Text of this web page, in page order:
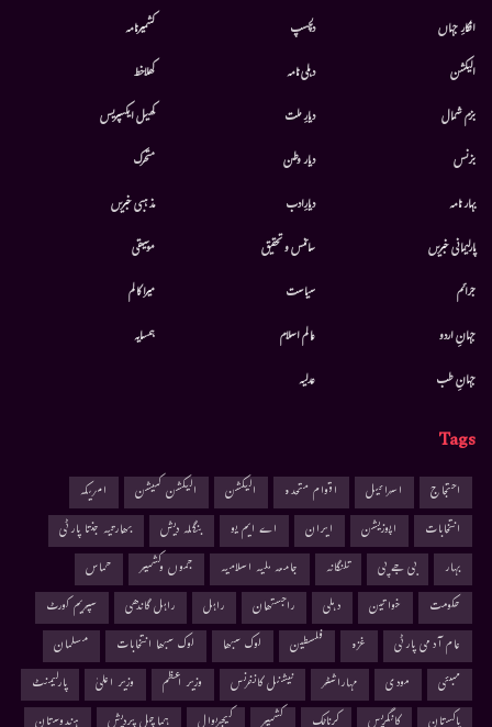
افکارِ جہاں
الیکشن
بزم شمال
بزنس
بہار نامہ
پارلیمانی خبریں
جرائم
جہانِ اردو
جہانِ طب
دلچسپ
دہلی نامہ
دیارِ ملت
دیار وطن
دیارِادب
سائنس و تحقیق
سیاست
عالم اسلام
عدلیہ
کشمیرنامہ
کھلاخط
کھیل ایکسپریس
متحرك
مذہبی خبریں
موسيقى
میرا کالم
ہمسایہ
Tags
احتجاج اسرائیل اقوام متحدہ الیکشن الیکشن کمیشن
امریکہ
انتخابات
اپوزیشن ایران اے ایم یو بنگلہ دیش
بھارتیہ جنتا پارٹی
بہار
بی جے پی تلنگانہ جامعہ ملیہ اسلامیہ جموں وکشمیر
حماس
حکومت
خواتین دہلی راجستھان راہل راہل گاندھی
سپریم کورٹ
عام آدمی پارٹی
غزہ فلسطین لوک سبھا لوک سبھا انتخابات
مسلمان
ممبئی
مودی مہاراشٹر نیشنل کانفرنس وزیر اعظم وزیر اعلیٰ
پارلیمنٹ